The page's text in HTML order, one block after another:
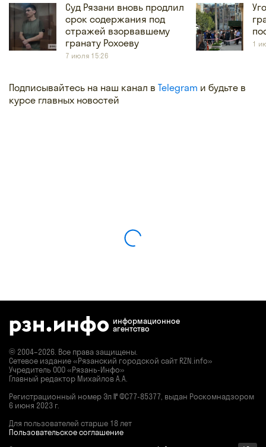
Суд Рязани вновь продлил
срок содержания под
стражей взорвавшему
гранату Рохоеву
7 июля 15:26
1
Подписывайтесь на наш канал в Telegram и будьте в
курсе главных новостей
информационное
агентство
© 2004–2026. Все права защищены.
Сетевое издание «Рязанский городской сайт RZN.info»
Учредитель ООО «Рязань-Инфо»
Главный редактор Михайлов А.А.
Регистрационный номер Эл № ФС77-85377, выдан Роскомнадзором
6 июня 2023 г.
Для пользователей старше 18 лет
Пользовательское соглашение